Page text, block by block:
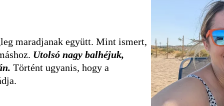
maradjanak együtt. Mint ismert,
Utolsó nagy balhéjuk,
Történt ugyanis, hogy a